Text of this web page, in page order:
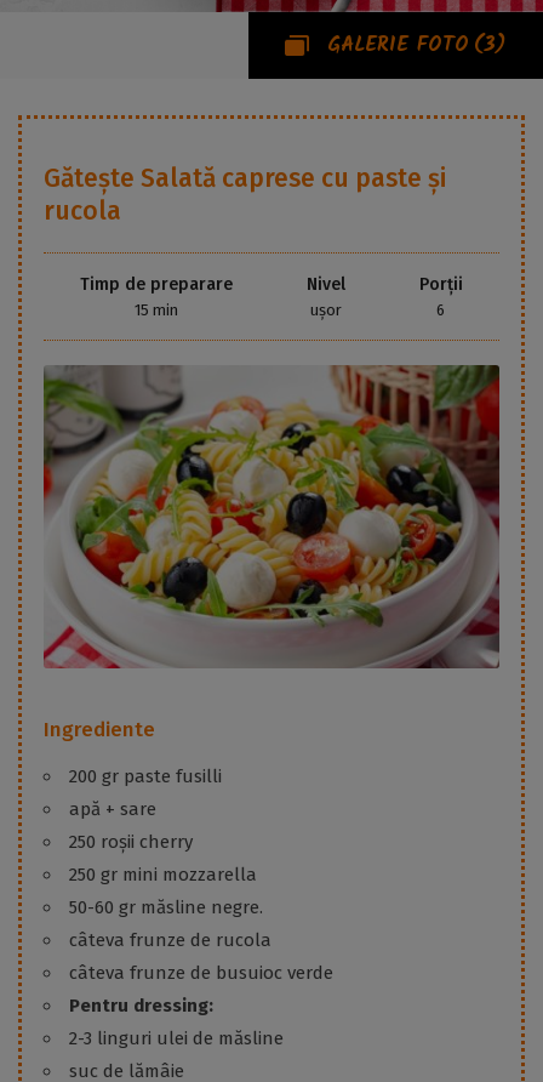
GALERIE FOTO (3)
Gătește Salată caprese cu paste și
rucola
Timp de preparare
15 min
Nivel
ușor
Porții
6
Ingrediente
200 gr paste fusilli
apă + sare
250 roșii cherry
250 gr mini mozzarella
50-60 gr măsline negre.
câteva frunze de rucola
câteva frunze de busuioc verde
Pentru dressing:
2-3 linguri ulei de măsline
suc de lămâie